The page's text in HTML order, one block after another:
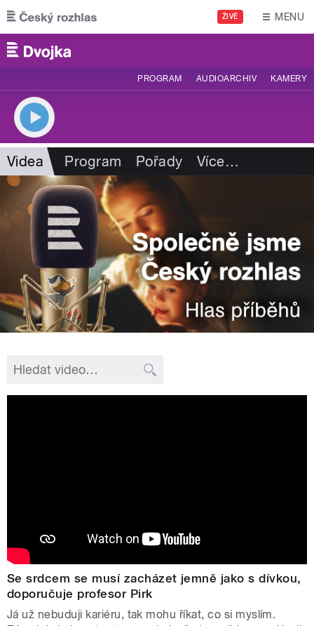
Přejít k hlavnímu obsahu
ŽIVĚ MENU
PROGRAM AUDIOARCHIV KAMERY
Videa Program Pořady Více…
Se srdcem se musí zacházet jemně jako s dívkou,
doporučuje profesor Pirk
Já už nebuduji kariéru, tak mohu říkat, co si myslím.